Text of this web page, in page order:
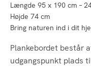
Længde 95 x 190 cm –
Højde 74 cm
Bring naturen ind i dit
Plankebordet består
udgangspunkt plads